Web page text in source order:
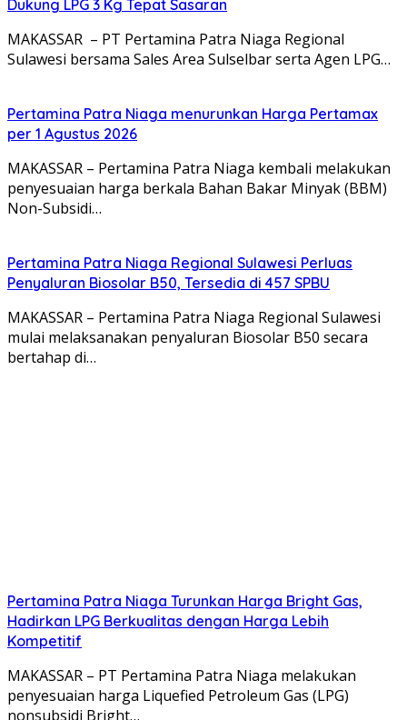
Dukung LPG 3 Kg Tepat Sasaran
MAKASSAR – PT Pertamina Patra Niaga Regional
Sulawesi bersama Sales Area Sulselbar serta Agen LPG…
Pertamina Patra Niaga menurunkan Harga Pertamax
per 1 Agustus 2026
MAKASSAR – Pertamina Patra Niaga kembali melakukan
penyesuaian harga berkala Bahan Bakar Minyak (BBM)
Non-Subsidi…
Pertamina Patra Niaga Regional Sulawesi Perluas
Penyaluran Biosolar B50, Tersedia di 457 SPBU
MAKASSAR – Pertamina Patra Niaga Regional Sulawesi
mulai melaksanakan penyaluran Biosolar B50 secara
bertahap di…
Pertamina Patra Niaga Turunkan Harga Bright Gas,
Hadirkan LPG Berkualitas dengan Harga Lebih
Kompetitif
MAKASSAR – PT Pertamina Patra Niaga melakukan
penyesuaian harga Liquefied Petroleum Gas (LPG)
nonsubsidi Bright…